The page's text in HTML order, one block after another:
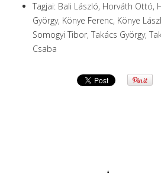
Tagjai: Bali László, Horváth Ottó,
György, Könye Ferenc, Könye
Somogyi Tibor, Takács György,
Csaba